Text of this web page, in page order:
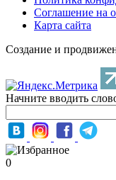
Соглашение на
Карта сайта
Создание и
Начните вводить
0